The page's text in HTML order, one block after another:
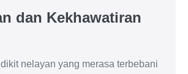
dan Kekhawatiran
nelayan yang merasa terbebani